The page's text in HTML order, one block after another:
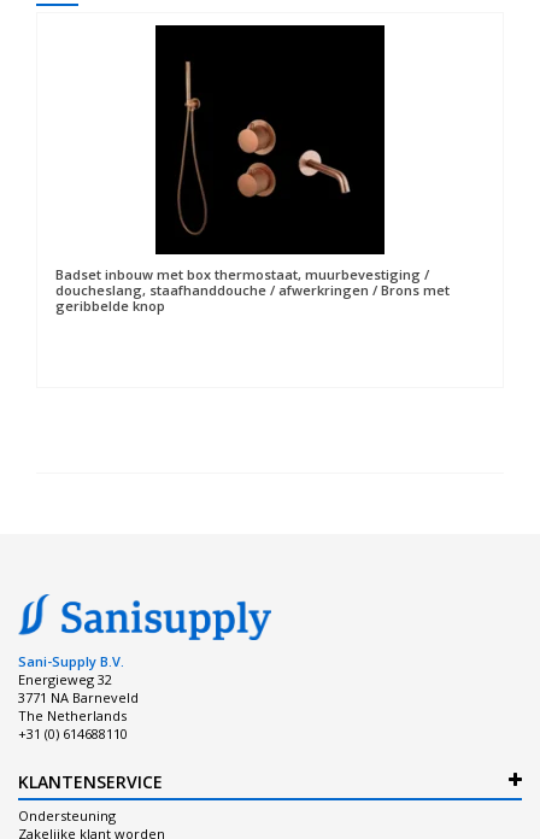
Badset inbouw met box thermostaat, muurbevestiging /
doucheslang, staafhanddouche / afwerkringen / Brons met
geribbelde knop
Sani-Supply B.V.
Energieweg 32
3771 NA Barneveld
The Netherlands
+31 (0) 614688110
KLANTENSERVICE
Ondersteuning
Zakelijke klant worden